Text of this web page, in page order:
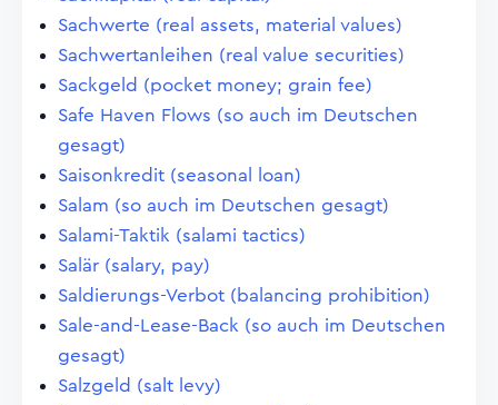
Sachwerte (real assets, material values)
Sachwertanleihen (real value securities)
Sackgeld (pocket money; grain fee)
Safe Haven Flows (so auch im Deutschen
gesagt)
Saisonkredit (seasonal loan)
Salam (so auch im Deutschen gesagt)
Salami-Taktik (salami tactics)
Salär (salary, pay)
Saldierungs-Verbot (balancing prohibition)
Sale-and-Lease-Back (so auch im Deutschen
gesagt)
Salzgeld (salt levy)